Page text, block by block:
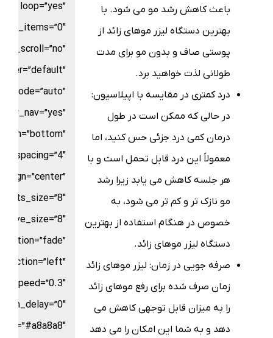
باعث کاهش رشد مو می شود. با
بهترین دستگاه لیزر موهای زائد از
پوستی صاف و بدون مو برای مدت
طولانی لذت خواهید برد.
درد کمتری در مقایسه با اپیلاسیون:
در حالی که ممکن است در طول
درمان کمی درد جزئی حس کنید، اما
معمولاً این درد قابل تحمل است و با
هر جلسه کاهش می یابد زیرا رشد
مو نازک تر و کم تر می شود، به
خصوص در هنگام استفاده از بهترین
دستگاه لیزر موهای زائد.
صرفه جویی در زمان: لیزر موهای زائد
زمان صرف شده برای رفع موهای زائد
را به میزان قابل توجهی کاهش می
دهد و به شما این امکان را می دهد
loop=”yes”
dots_size=”8″